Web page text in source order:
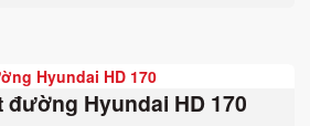
đường Hyundai HD 170